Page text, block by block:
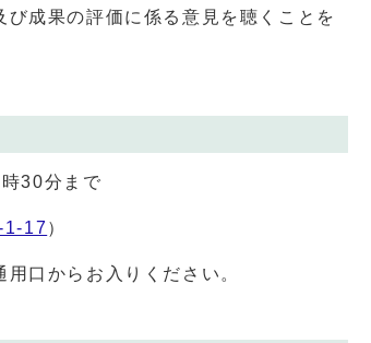
成果の評価に係る意見を聴くことを
30分まで
1-17 ）
口からお入りください。